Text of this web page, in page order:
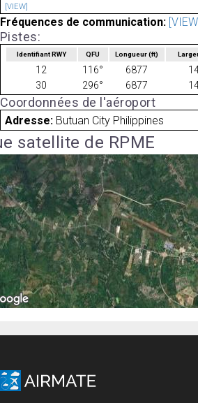
[VIEW]
Fréquences de communication:
Pistes:
Identifiant RWY QFU Longueur(ft)
12 116° 6877
30
296° 6877
Coordonnées de l'aéroport
Adresse: Butuan City Philippines
satellite de RPME